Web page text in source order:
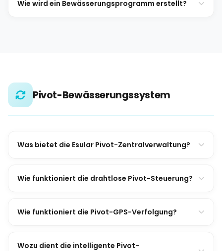
Wie wird ein Bewässerungsprogramm erstellt?
Pivot-Bewässerungssystem
Was bietet die Esular Pivot-Zentralverwaltung?
Wie funktioniert die drahtlose Pivot-Steuerung?
Wie funktioniert die Pivot-GPS-Verfolgung?
Wozu dient die intelligente Pivot-